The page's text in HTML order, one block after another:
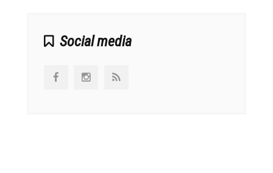
Social media